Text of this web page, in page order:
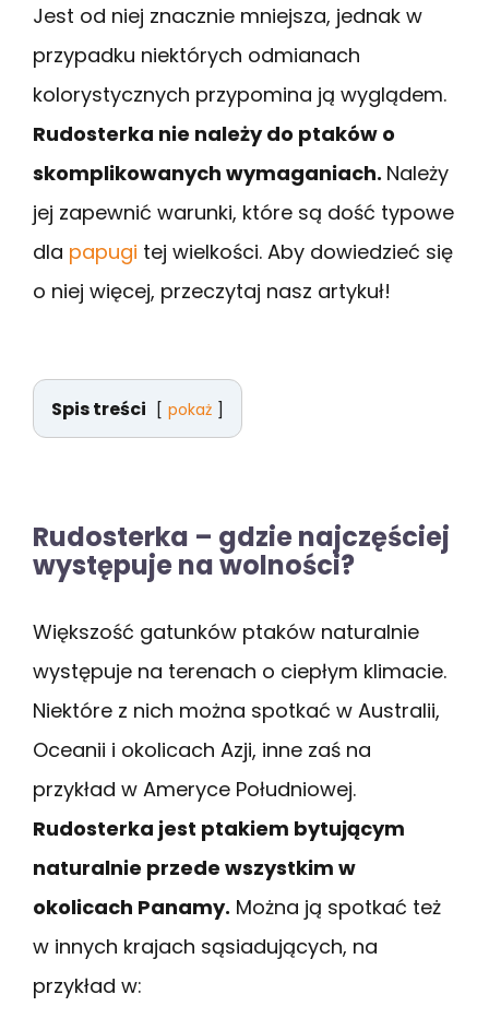
Jest od niej znacznie mniejsza, jednak w
przypadku niektórych odmianach
kolorystycznych przypomina ją wyglądem.
Rudosterka nie należy do ptaków o
skomplikowanych wymaganiach. Należy
jej zapewnić warunki, które są dość typowe
dla papugi tej wielkości. Aby dowiedzieć się
o niej więcej, przeczytaj nasz artykuł!
Spis treści pokaż
Rudosterka – gdzie najczęściej
występuje na wolności?
Większość gatunków ptaków naturalnie
występuje na terenach o ciepłym klimacie.
Niektóre z nich można spotkać w Australii,
Oceanii i okolicach Azji, inne zaś na
przykład w Ameryce Południowej.
Rudosterka jest ptakiem bytującym
naturalnie przede wszystkim w
okolicach Panamy. Można ją spotkać też
w innych krajach sąsiadujących, na
przykład w: